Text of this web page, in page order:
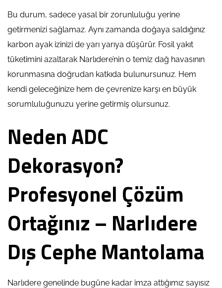
Bu durum, sadece yasal bir zorunluluğu yerine
getirmenizi sağlamaz. Aynı zamanda doğaya saldığınız
karbon ayak izinizi de yarı yarıya düşürür. Fosil yakıt
tüketimini azaltarak Narlıdere’nin o temiz dağ havasının
korunmasına doğrudan katkıda bulunursunuz. Hem
kendi geleceğinize hem de çevrenize karşı en büyük
sorumluluğunuzu yerine getirmiş olursunuz.
Neden ADC
Dekorasyon?
Profesyonel Çözüm
Ortağınız – Narlıdere
Dış Cephe Mantolama
Narlıdere genelinde bugüne kadar imza attığımız sayısız